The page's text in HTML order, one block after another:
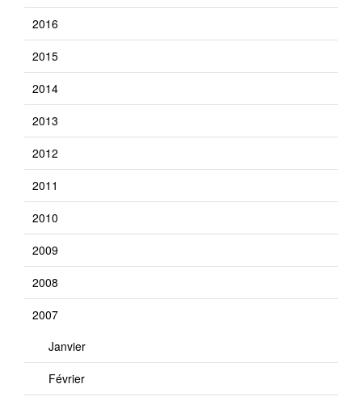
2016
2015
2014
2013
2012
2011
2010
2009
2008
2007
Janvier
Février